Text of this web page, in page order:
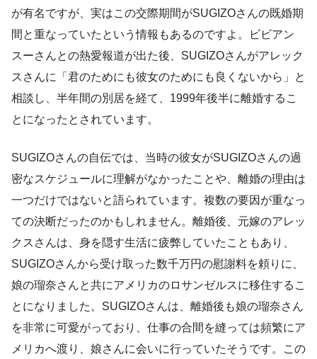
が有名ですが、実はこの交際期間がSUGIZOさんの既婚期
間と重なっていたという情報もあるのですよ。ビビアン
スーさんとの熱愛報道が出た後、SUGIZOさんがアレック
スさんに「君のためにも彼女のためにも良くないから」と
相談し、半年間の別居を経て、1999年後半に離婚するこ
とになったとされています。
SUGIZOさんの自伝では、当時の彼女がSUGIZOさんの過
密なスケジュールに理解がなかったことや、離婚の理由は
一つだけではないと語られています。複数の要因が重なっ
ての決断だったのかもしれません。離婚後、元嫁のアレッ
クスさんは、身を隠す生活に疲弊していたこともあり、
SUGIZOさんから受け取った数千万円の慰謝料を頼りに、
娘の瑠奈さんと共にアメリカのロサンゼルスに移住するこ
とになりました。SUGIZOさんは、離婚後も娘の瑠奈さん
を非常に可愛がっており、仕事の合間を縫っては頻繁にア
メリカへ渡り、娘さんに会いに行っていたそうです。この